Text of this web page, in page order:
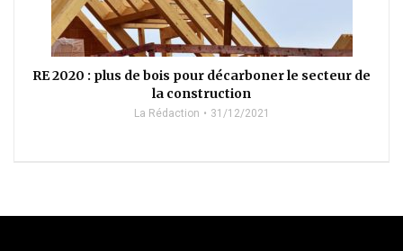
RE 2020 : plus de bois pour décarboner le secteur de
la construction
La Rédaction 31/12/2021